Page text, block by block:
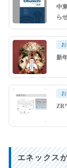
中
ら
新
ZR
エネックス